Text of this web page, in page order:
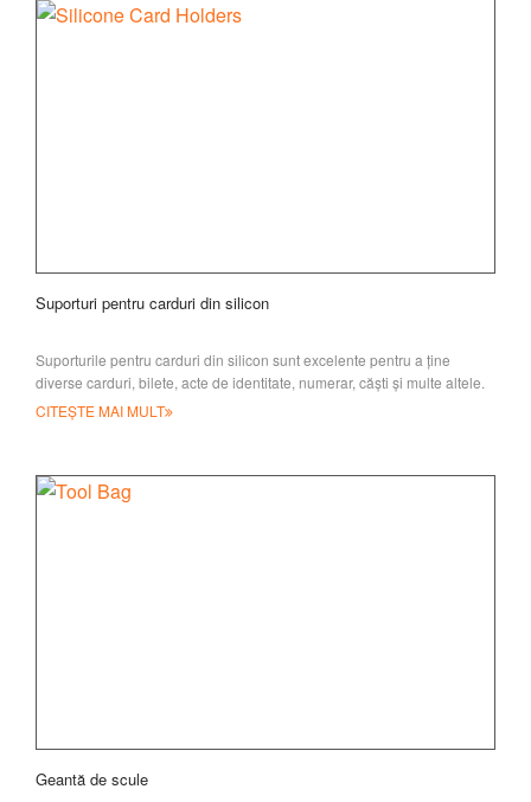
Suporturi pentru carduri din silicon
Suporturile pentru carduri din silicon sunt excelente pentru a ține
diverse carduri, bilete, acte de identitate, numerar, căști și multe altele.
Ușor de folosit, doar lipește
CITEȘTE MAI MULT
Geantă de scule